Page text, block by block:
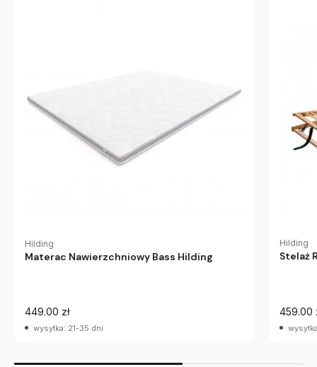
Hilding
Materac Nawierzchniowy Bass Hilding
449.00 zł
wysyłka: 21-35 dni
Hilding
Stelaż
459.00